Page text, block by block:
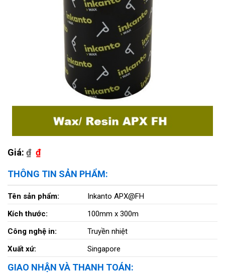
Giá: ₫ ₫
THÔNG TIN SẢN PHẨM:
Tên sản phẩm:
Inkanto APX@FH
Kích thước:
100mm x 300m
Công nghệ in:
Truyền nhiệt
Xuất xứ:
Singapore
GIAO NHẬN VÀ THANH TOÁN: